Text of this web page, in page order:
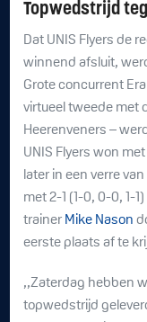
Topwedstrijd
Dat UNIS Flyers de
winnend afsluit,
Grote concurrent
virtueel tweede met
Heerenveners –
UNIS Flyers won
later in een verre
met 2-1 (1-0, 0-0, 1-
trainer Mike Nason
eerste plaats af te
,,Zaterdag hebben
topwedstrijd